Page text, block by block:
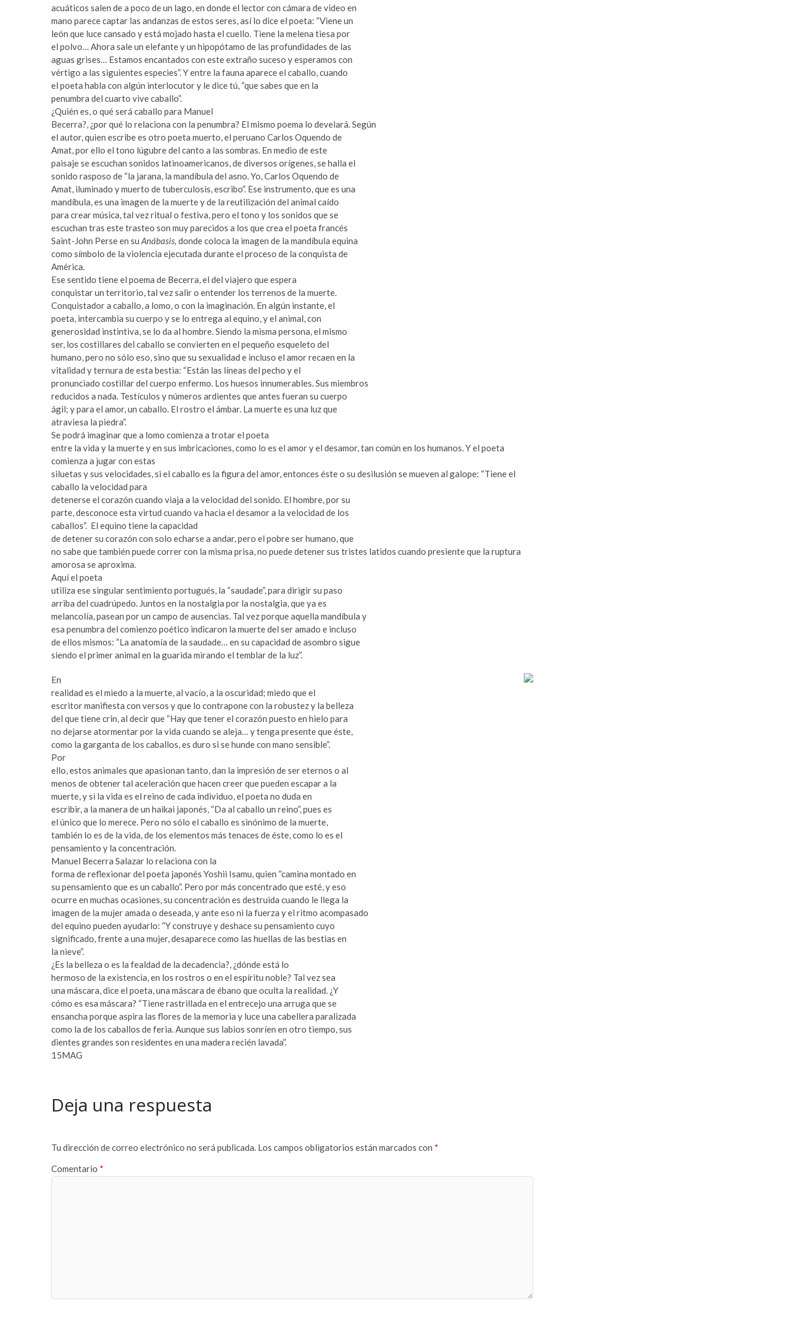
a
r
e
s
c
o
r
t
b
e
y
l
i
k
d
ü
z
ü
e
s
o
r
t
b
e
y
l
i
k
d
ü
ü
e
s
c
r
t
e
s
e
u
r
t
e
s
c
t
e
s
e
n
u
r
t
e
s
c
o
r
t
ş
i
r
i
n
v
l
e
r
e
s
c
v
p
m
a
s
t
e
r
b
e
t
t
i
n
g
p
u
s
u
l
a
b
t
o
f
a
n
s
i
f
b
e
t
o
r
a
b
h
i
s
n
i
n
b
e
t
w
b
i
s
acuáticos salen de a poco de un lago, en donde el lector con cámara de video en
mano parece captar las andanzas de estos seres, así lo dice el poeta: “Viene un
león que luce cansado y está mojado hasta el cuello. Tiene la melena tiesa por
el polvo… Ahora sale un elefante y un hipopótamo de las profundidades de las
aguas grises… Estamos encantados con este extraño suceso y esperamos con
vértigo a las siguientes especies”. Y entre la fauna aparece el caballo, cuando
el poeta habla con algún interlocutor y le dice tú, “que sabes que en la
penumbra del cuarto vive caballo”.
¿Quién es, o qué será caballo para Manuel
Becerra?, ¿por qué lo relaciona con la penumbra? El mismo poema lo develará. Según
el autor, quien escribe es otro poeta muerto, el peruano Carlos Oquendo de
Amat, por ello el tono lúgubre del canto a las sombras. En medio de este
paisaje se escuchan sonidos latinoamericanos, de diversos orígenes, se halla el
sonido rasposo de “la jarana, la mandíbula del asno. Yo, Carlos Oquendo de
Amat, iluminado y muerto de tuberculosis, escribo”. Ese instrumento, que es una
mandíbula, es una imagen de la muerte y de la reutilización del animal caído
para crear música, tal vez ritual o festiva, pero el tono y los sonidos que se
escuchan tras este trasteo son muy parecidos a los que crea el poeta francés
Saint-John Perse en su Anábasis, donde coloca la imagen de la mandíbula equina
como símbolo de la violencia ejecutada durante el proceso de la conquista de
América.
Ese sentido tiene el poema de Becerra, el del viajero que espera
conquistar un territorio, tal vez salir o entender los terrenos de la muerte.
Conquistador a caballo, a lomo, o con la imaginación. En algún instante, el
poeta, intercambia su cuerpo y se lo entrega al equino, y el animal, con
generosidad instintiva, se lo da al hombre. Siendo la misma persona, el mismo
ser, los costillares del caballo se convierten en el pequeño esqueleto del
humano, pero no sólo eso, sino que su sexualidad e incluso el amor recaen en la
vitalidad y ternura de esta bestia: “Están las líneas del pecho y el
pronunciado costillar del cuerpo enfermo. Los huesos innumerables. Sus miembros
reducidos a nada. Testículos y números ardientes que antes fueran su cuerpo
ágil; y para el amor, un caballo. El rostro el ámbar. La muerte es una luz que
atraviesa la piedra”.
Se podrá imaginar que a lomo comienza a trotar el poeta
entre la vida y la muerte y en sus imbricaciones, como lo es el amor y el desamor, tan común en los humanos. Y el poeta
comienza a jugar con estas
siluetas y sus velocidades, si el caballo es la figura del amor, entonces éste o su desilusión se mueven al galope: “Tiene el
caballo la velocidad para
detenerse el corazón cuando viaja a la velocidad del sonido. El hombre, por su
parte, desconoce esta virtud cuando va hacia el desamor a la velocidad de los
caballos”. El equino tiene la capacidad
de detener su corazón con solo echarse a andar, pero el pobre ser humano, que
no sabe que también puede correr con la misma prisa, no puede detener sus tristes latidos cuando presiente que la ruptura
amorosa se aproxima.
Aquí el poeta
utiliza ese singular sentimiento portugués, la “saudade”, para dirigir su paso
arriba del cuadrúpedo. Juntos en la nostalgia por la nostalgia, que ya es
melancolía, pasean por un campo de ausencias. Tal vez porque aquella mandíbula y
esa penumbra del comienzo poético indicaron la muerte del ser amado e incluso
de ellos mismos: “La anatomía de la saudade… en su capacidad de asombro sigue
siendo el primer animal en la guarida mirando el temblar de la luz”.
En
realidad es el miedo a la muerte, al vacío, a la oscuridad; miedo que el
escritor manifiesta con versos y que lo contrapone con la robustez y la belleza
del que tiene crin, al decir que “Hay que tener el corazón puesto en hielo para
no dejarse atormentar por la vida cuando se aleja… y tenga presente que éste,
como la garganta de los caballos, es duro si se hunde con mano sensible”.
Por
ello, estos animales que apasionan tanto, dan la impresión de ser eternos o al
menos de obtener tal aceleración que hacen creer que pueden escapar a la
muerte, y si la vida es el reino de cada individuo, el poeta no duda en
escribir, a la manera de un haikai japonés, “Da al caballo un reino”, pues es
el único que lo merece. Pero no sólo el caballo es sinónimo de la muerte,
también lo es de la vida, de los elementos más tenaces de éste, como lo es el
pensamiento y la concentración.
Manuel Becerra Salazar lo relaciona con la
forma de reflexionar del poeta japonés Yoshii Isamu, quien “camina montado en
su pensamiento que es un caballo”. Pero por más concentrado que esté, y eso
ocurre en muchas ocasiones, su concentración es destruida cuando le llega la
imagen de la mujer amada o deseada, y ante eso ni la fuerza y el ritmo acompasado
del equino pueden ayudarlo: “Y construye y deshace su pensamiento cuyo
significado, frente a una mujer, desaparece como las huellas de las bestias en
la nieve”.
¿Es la belleza o es la fealdad de la decadencia?, ¿dónde está lo
hermoso de la existencia, en los rostros o en el espíritu noble? Tal vez sea
una máscara, dice el poeta, una máscara de ébano que oculta la realidad. ¿Y
cómo es esa máscara? “Tiene rastrillada en el entrecejo una arruga que se
ensancha porque aspira las flores de la memoria y luce una cabellera paralizada
como la de los caballos de feria. Aunque sus labios sonríen en otro tiempo, sus
dientes grandes son residentes en una madera recién lavada”.
15MAG
Deja una respuesta
Tu dirección de correo electrónico no será publicada. Los campos obligatorios están marcados con *
Comentario *